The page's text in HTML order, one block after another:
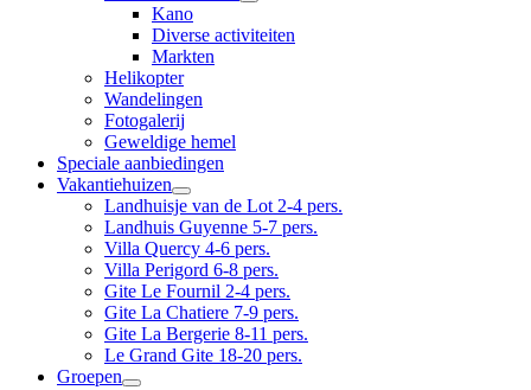
Kano
Diverse activiteiten
Markten
Helikopter
Wandelingen
Fotogalerij
Geweldige hemel
Speciale aanbiedingen
Vakantiehuizen
Landhuisje van de Lot 2-4 pers.
Landhuis Guyenne 5-7 pers.
Villa Quercy 4-6 pers.
Villa Perigord 6-8 pers.
Gite Le Fournil 2-4 pers.
Gite La Chatiere 7-9 pers.
Gite La Bergerie 8-11 pers.
Le Grand Gite 18-20 pers.
Groepen